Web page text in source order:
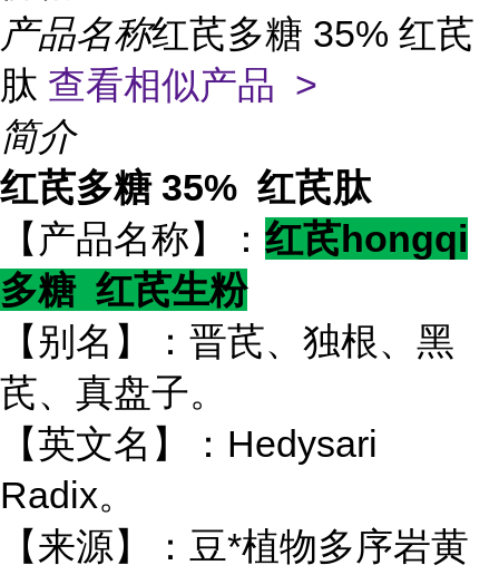
产品名称红芪多糖 35% 红芪
肽 查看相似产品 >
简介
红芪多糖 35% 红芪肽
【产品名称】： 红芪hongqi
多糖 红芪生粉
【别名】：晋芪、独根、黑
芪、真盘子。
【英文名】：Hedysari
Radix。
【来源】：豆*植物多序岩黄